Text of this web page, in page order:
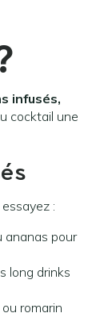
infusés,
cocktail une
:
ananas pour
long drinks
romarin